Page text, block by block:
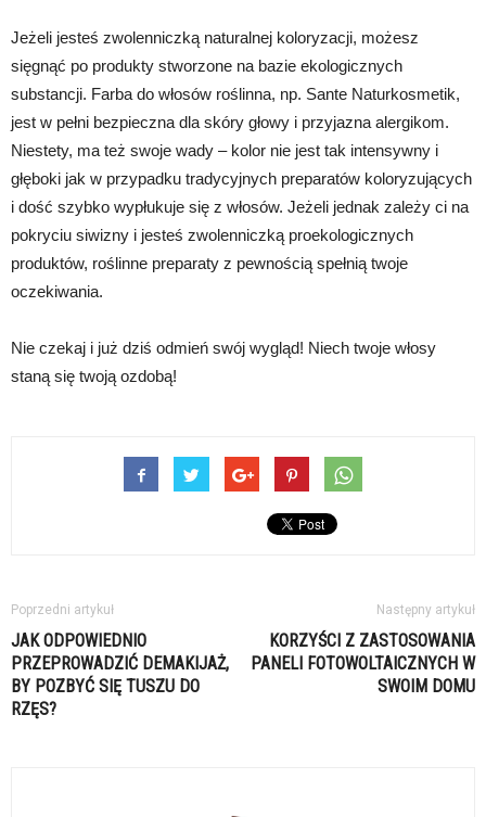
Jeżeli jesteś zwolenniczką naturalnej koloryzacji, możesz
sięgnąć po produkty stworzone na bazie ekologicznych
substancji. Farba do włosów roślinna, np. Sante Naturkosmetik,
jest w pełni bezpieczna dla skóry głowy i przyjazna alergikom.
Niestety, ma też swoje wady – kolor nie jest tak intensywny i
głęboki jak w przypadku tradycyjnych preparatów koloryzujących
i dość szybko wypłukuje się z włosów. Jeżeli jednak zależy ci na
pokryciu siwizny i jesteś zwolenniczką proekologicznych
produktów, roślinne preparaty z pewnością spełnią twoje
oczekiwania.
Nie czekaj i już dziś odmień swój wygląd! Niech twoje włosy
staną się twoją ozdobą!
Poprzedni artykuł
JAK ODPOWIEDNIO
PRZEPROWADZIĆ DEMAKIJAŻ,
BY POZBYĆ SIĘ TUSZU DO
RZĘS?
Następny artykuł
KORZYŚCI Z ZASTOSOWANIA
PANELI FOTOWOLTAICZNYCH W
SWOIM DOMU